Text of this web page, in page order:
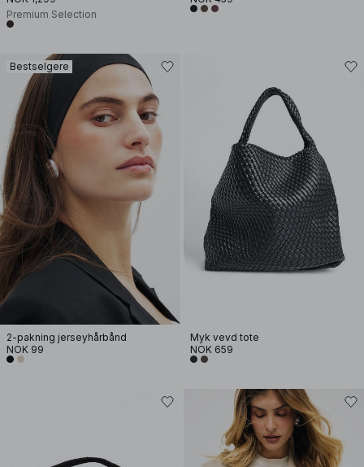
Premium Selection
Bestselgere
2-pakning jerseyhårbånd
NOK 99
Myk vevd tote
NOK 659